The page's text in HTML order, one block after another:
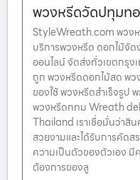
พวงหรีดวัดปทุมท
StyleWreath.com พวง
บริการพวงหรีด ดอกไม้จั
ออนไลน์ จัดส่งทั่วเขตกรุง
ถูก พวงหรีดดอกไม้สด พ
ของใช้ พวงหรีดสำเร็จรู
พวงหรีดกทม Wreath
Thailand เราเชื่อมั่นว่าสิ
สวยงามและได้รับการคัด
ความเป็นตัวของตัวเอง
ต้องการของลู